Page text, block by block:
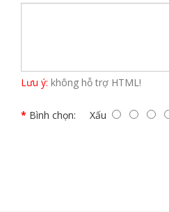
Lưu ý: không hỗ trợ HTML!
Bình chọn: Xấu